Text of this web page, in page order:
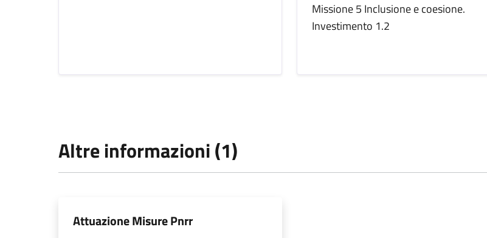
Missione 5 Inclusione e coesione.
Investimento 1.2
Altre informazioni (1)
Attuazione Misure Pnrr